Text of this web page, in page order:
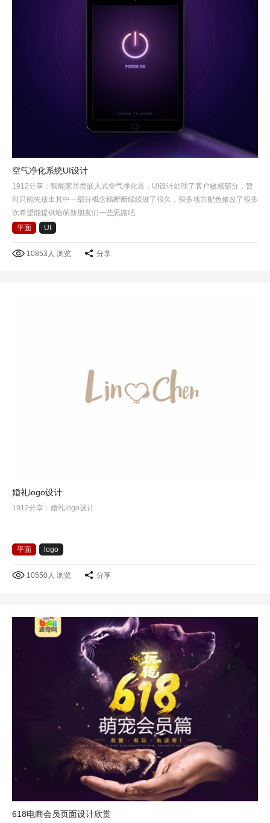
空气净化系统UI设计
1912分享：智能家居类嵌入式空气净化器，UI设计处理了客户敏感部分，暂
时只能先放出其中一部分概念稿断断续续做了很久，很多地方配色修改了很多
次希望能提供给萌新朋友们一些思路吧
平面
UI
10853人 浏览 分享
婚礼logo设计
1912分享：婚礼logo设计
平面 logo
10550人 浏览 分享
618电商会员页面设计欣赏